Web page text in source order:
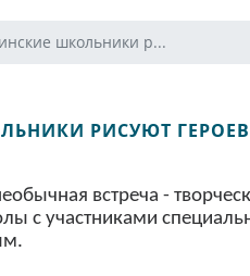
школьники р...
РИСУЮТ ГЕРОЕВ
встреча -
с участниками